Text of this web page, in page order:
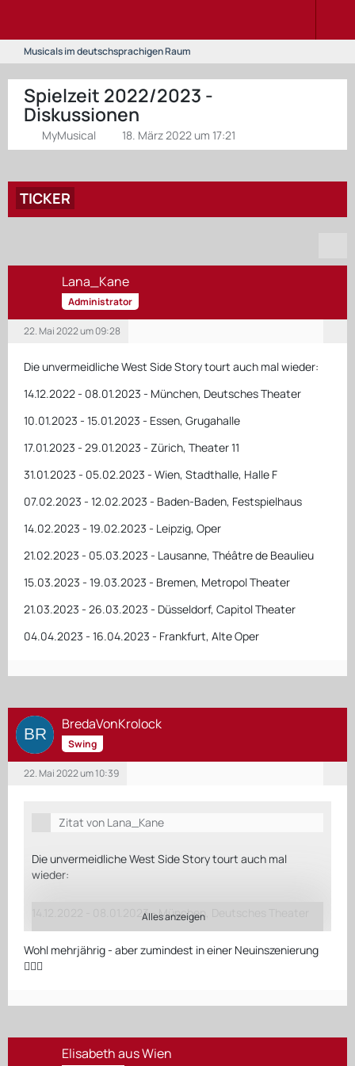
Musicals im deutschsprachigen Raum
Spielzeit 2022/2023 -
Diskussionen
MyMusical 18. März 2022 um 17:21
TICKER
Lana_Kane
Administrator
22. Mai 2022 um 09:28
Die unvermeidliche West Side Story tourt auch mal wieder:
14.12.2022 - 08.01.2023 - München, Deutsches Theater
10.01.2023 - 15.01.2023 - Essen, Grugahalle
17.01.2023 - 29.01.2023 - Zürich, Theater 11
31.01.2023 - 05.02.2023 - Wien, Stadthalle, Halle F
07.02.2023 - 12.02.2023 - Baden-Baden, Festspielhaus
14.02.2023 - 19.02.2023 - Leipzig, Oper
21.02.2023 - 05.03.2023 - Lausanne, Théâtre de Beaulieu
15.03.2023 - 19.03.2023 - Bremen, Metropol Theater
21.03.2023 - 26.03.2023 - Düsseldorf, Capitol Theater
04.04.2023 - 16.04.2023 - Frankfurt, Alte Oper
BredaVonKrolock
Swing
22. Mai 2022 um 10:39
Zitat von Lana_Kane
Die unvermeidliche West Side Story tourt auch mal
wieder:
14.12.2022 - 08.01.2023 - München, Deutsches Theater
10.01.2023 - 15.01.2023 - Essen, Grugahalle
Alles anzeigen
Wohl mehrjährig - aber zumindest in einer Neuinszenierung
🤷🏻‍♂️
Elisabeth aus Wien